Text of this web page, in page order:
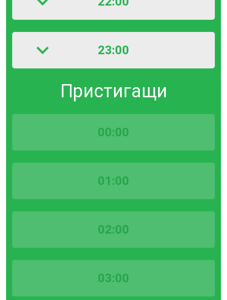
23:00
Пристигащи
00:00
01:00
02:00
03:00